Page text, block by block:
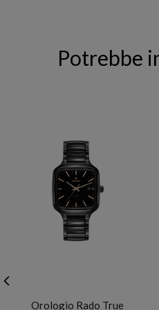
Potrebbe
Orologio Rado True